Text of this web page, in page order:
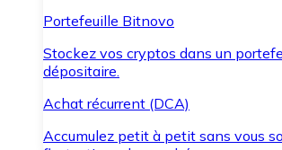
Portefeuille Bitnovo
Stockez vos cryptos dans un
dépositaire.
Achat récurrent (DCA)
Accumulez petit à petit sans vous